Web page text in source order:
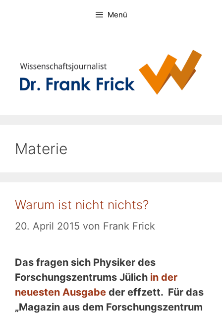
Menü
Materie
Warum ist nicht nichts?
20. April 2015 von Frank Frick
Das fragen sich Physiker des
Forschungszentrums Jülich in der
neuesten Ausgabe der effzett. Für das
„Magazin aus dem Forschungszentrum